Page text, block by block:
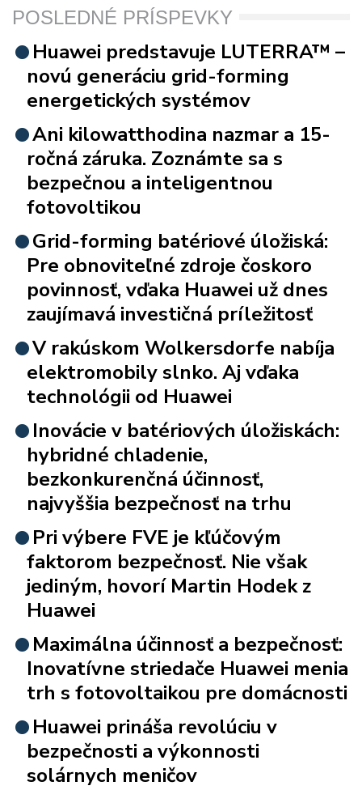
POSLEDNÉ PRÍSPEVKY
Huawei predstavuje LUTERRA™ –
novú generáciu grid-forming
energetických systémov
Ani kilowatthodina nazmar a 15-
ročná záruka. Zoznámte sa s
bezpečnou a inteligentnou
fotovoltikou
Grid-forming batériové úložiská:
Pre obnoviteľné zdroje čoskoro
povinnosť, vďaka Huawei už dnes
zaujímavá investičná príležitosť
V rakúskom Wolkersdorfe nabíja
elektromobily slnko. Aj vďaka
technológii od Huawei
Inovácie v batériových úložiskách:
hybridné chladenie,
bezkonkurenčná účinnosť,
najvyššia bezpečnosť na trhu
Pri výbere FVE je kľúčovým
faktorom bezpečnosť. Nie však
jediným, hovorí Martin Hodek z
Huawei
Maximálna účinnosť a bezpečnosť:
Inovatívne striedače Huawei menia
trh s fotovoltaikou pre domácnosti
Huawei prináša revolúciu v
bezpečnosti a výkonnosti
solárnych meničov